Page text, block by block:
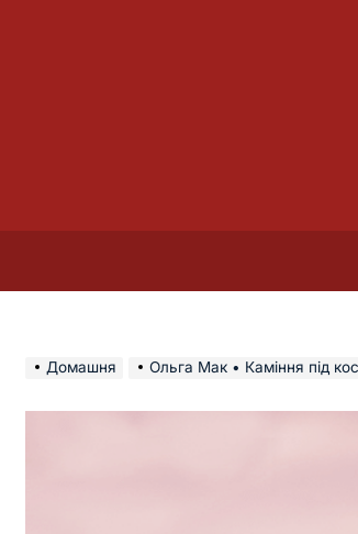
Домашня Ольга Мак • Каміння під